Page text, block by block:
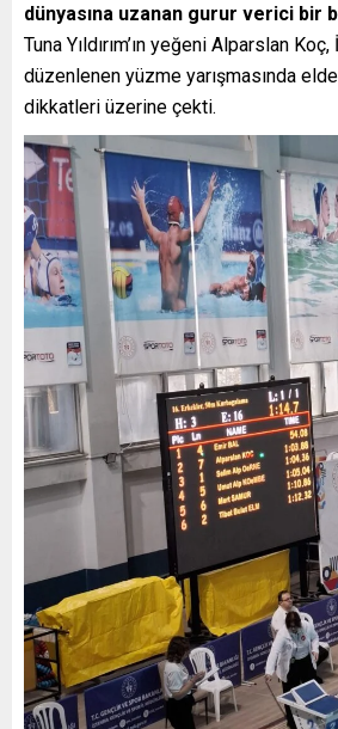
dünyasına uzanan gurur verici bir
Tuna Yıldırım’ın yeğeni Alparslan
düzenlenen yüzme yarışmasında
dikkatleri üzerine çekti.